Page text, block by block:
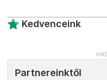
Kedvenceink
Partnereinktől